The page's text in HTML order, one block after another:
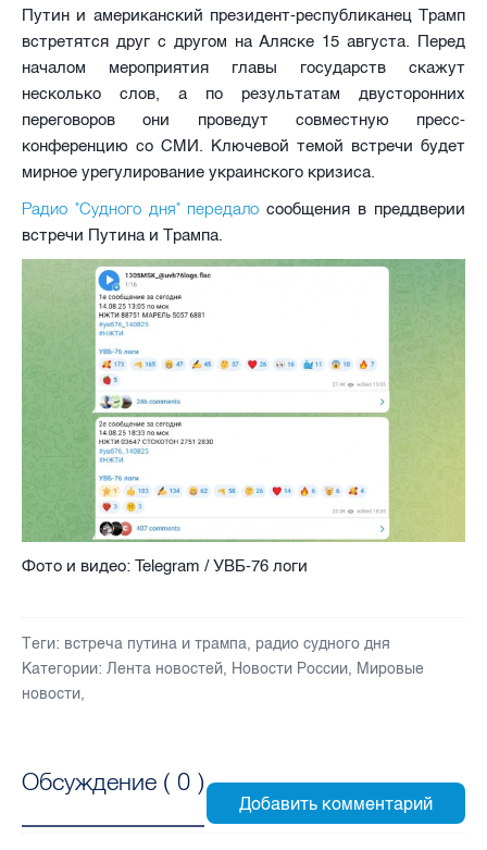
Путин и американский президент-республиканец Трамп
встретятся друг с другом на Аляске 15 августа. Перед
началом мероприятия главы государств скажут
несколько слов, а по результатам двусторонних
переговоров они проведут совместную пресс-
конференцию со СМИ. Ключевой темой встречи будет
мирное урегулирование украинского кризиса.
Радио "Судного дня" передало сообщения в преддверии
встречи Путина и Трампа.
Фото и видео: Telegram / УВБ-76 логи
Теги: встреча путина и трампа, радио судного дня
Категории: Лента новостей, Новости России, Мировые
новости,
Обсуждение ( 0 )